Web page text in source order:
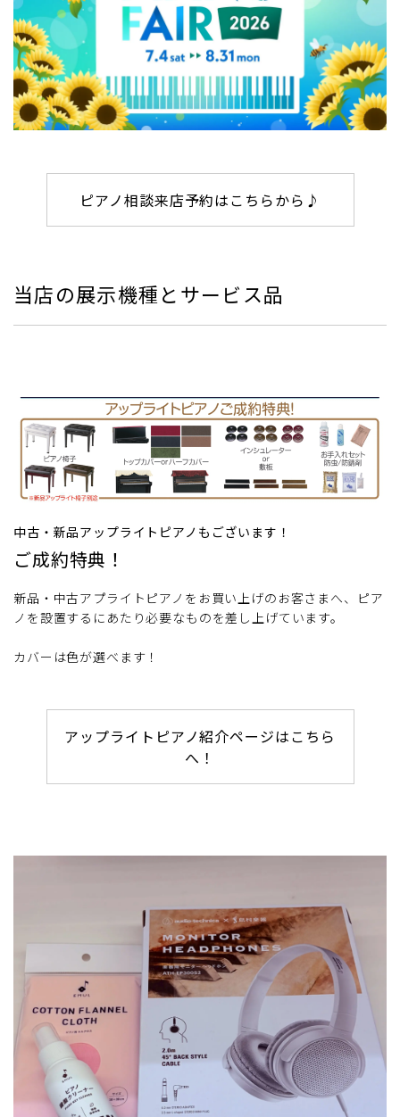
ピアノ相談来店予約はこちらから♪
当店の展示機種とサービス品
中古・新品アップライトピアノもございます！
ご成約特典！
新品・中古アプライトピアノをお買い上げのお客さまへ、ピア
ノを設置するにあたり必要なものを差し上げています。
カバーは色が選べます！
アップライトピアノ紹介ページはこちら
へ！